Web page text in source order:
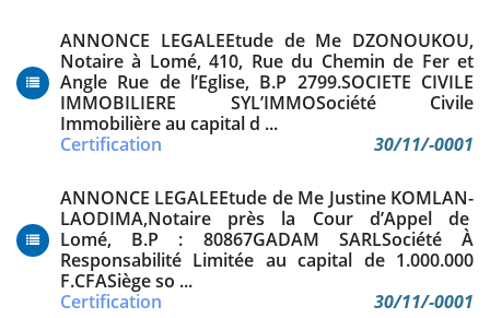
ANNONCE LEGALEEtude de Me DZONOUKOU,
Notaire à Lomé, 410, Rue du Chemin de Fer et
Angle Rue de l’Eglise, B.P 2799.SOCIETE CIVILE
IMMOBILIERE SYL’IMMOSociété Civile
Immobilière au capital d ...
Certification
30/11/-0001
ANNONCE LEGALEEtude de Me Justine KOMLAN-
LAODIMA,Notaire près la Cour d’Appel de
Lomé, B.P : 80867GADAM SARLSociété À
Responsabilité Limitée au capital de 1.000.000
F.CFASiège so ...
Certification
30/11/-0001